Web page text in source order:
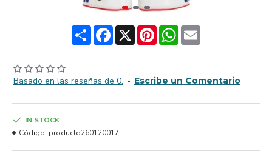
ShareFacebook
X PinterestWhatsApp
Email
Basado en las reseñas de 0. - Escribe un Comentario
IN STOCK
Código: producto260120017